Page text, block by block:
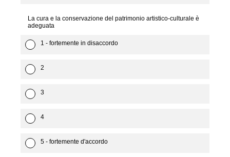
La cura e la conservazione del patrimonio artistico-culturale è
adeguata
1 - fortemente in disaccordo
2
3
4
5 - fortemente d'accordo